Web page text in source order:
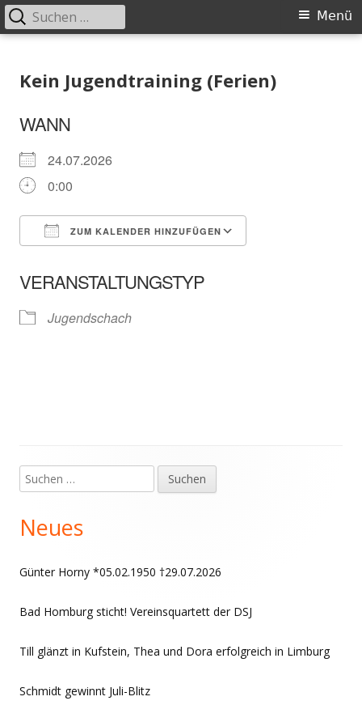
zum
Primäres
Menü
Suchen
nach:
Kein Jugendtraining (Ferien)
WANN
24.07.2026
0:00
ZUM KALENDER HINZUFÜGEN
VERANSTALTUNGSTYP
Jugendschach
Haupt-
Seitenleiste
Suchen
nach:
Neues
Günter Horny *05.02.1950 †29.07.2026
Bad Homburg sticht! Vereinsquartett der DSJ
Till glänzt in Kufstein, Thea und Dora erfolgreich in Limburg
Schmidt gewinnt Juli-Blitz